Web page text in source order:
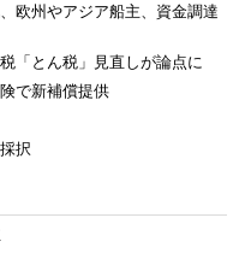
欧州やアジア船主、資金調達
「とん税」見直しが論点に
で新補償提供
択